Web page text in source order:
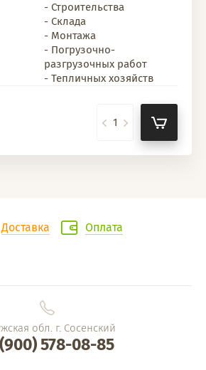
- Строительства
- Склада
- Монтажа
- Погрузочно-
разгрузочных работ
- Тепличных хозяйств
Доставка Оплата
обл. г. Сосенский
578-08-85